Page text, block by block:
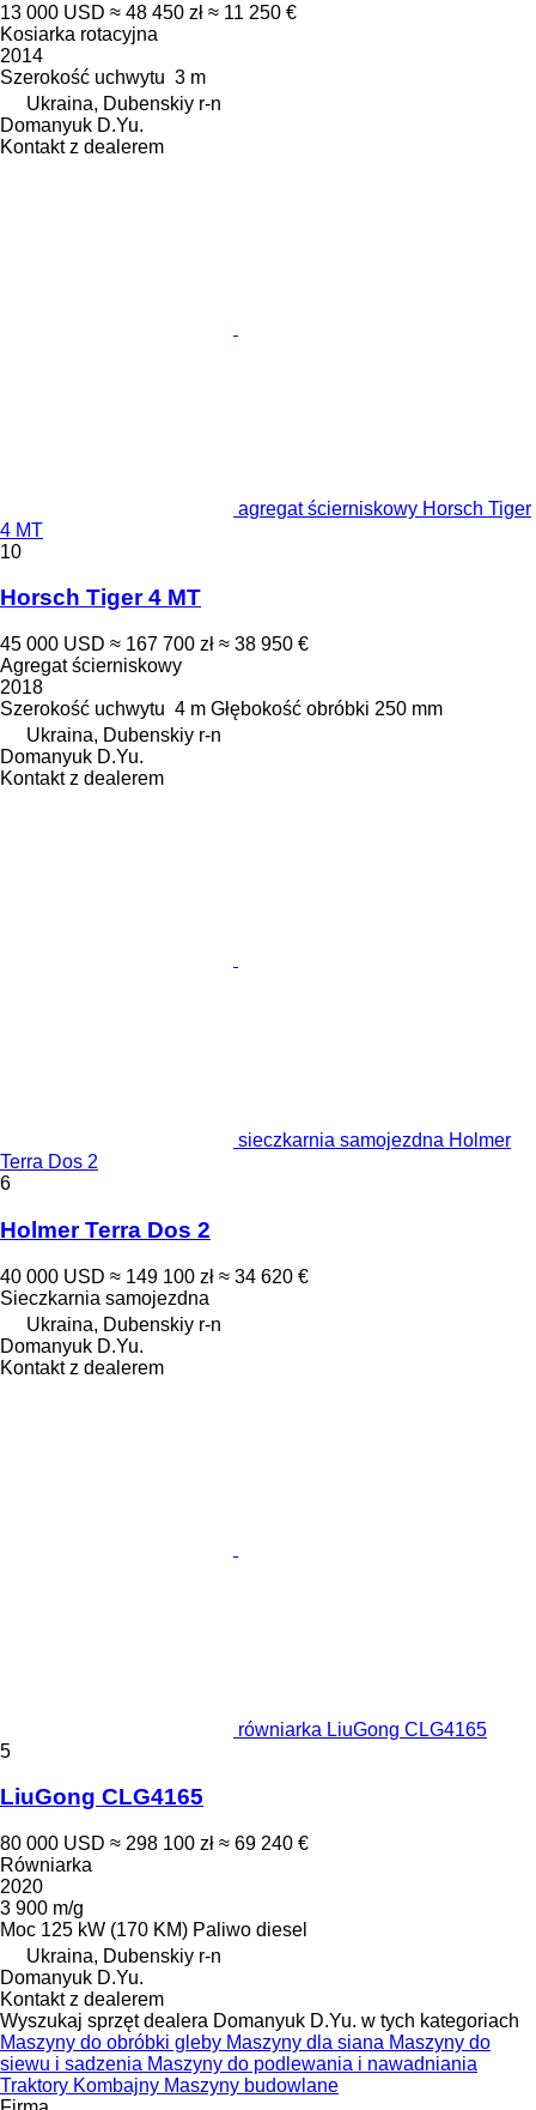
13 000 USD ≈ 48 450 zł ≈ 11 250 €
Kosiarka rotacyjna
2014
Szerokość uchwytu 3 m
Ukraina, Dubenskiy r-n
Domanyuk D.Yu.
Kontakt z dealerem
agregat ścierniskowy Horsch Tiger
4 MT
10
Horsch Tiger 4 MT
45 000 USD ≈ 167 700 zł ≈ 38 950 €
Agregat ścierniskowy
2018
Szerokość uchwytu 4 m Głębokość obróbki 250 mm
Ukraina, Dubenskiy r-n
Domanyuk D.Yu.
Kontakt z dealerem
sieczkarnia samojezdna Holmer
Terra Dos 2
6
Holmer Terra Dos 2
40 000 USD ≈ 149 100 zł ≈ 34 620 €
Sieczkarnia samojezdna
Ukraina, Dubenskiy r-n
Domanyuk D.Yu.
Kontakt z dealerem
równiarka LiuGong CLG4165
5
LiuGong CLG4165
80 000 USD ≈ 298 100 zł ≈ 69 240 €
Równiarka
2020
3 900 m/g
Moc 125 kW (170 KM) Paliwo diesel
Ukraina, Dubenskiy r-n
Domanyuk D.Yu.
Kontakt z dealerem
Wyszukaj sprzęt dealera Domanyuk D.Yu. w tych kategoriach
Maszyny do obróbki gleby Maszyny dla siana Maszyny do
siewu i sadzenia Maszyny do podlewania i nawadniania
Traktory Kombajny Maszyny budowlane